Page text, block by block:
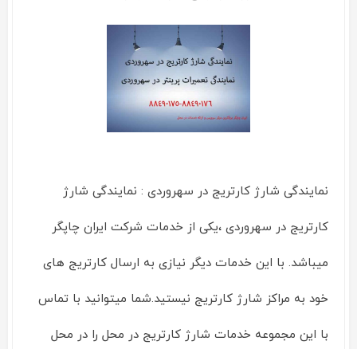
نمایندگی شارژ کارتریج در سهروردی : نمایندگی شارژ
کارتریج در سهروردی ،یکی از خدمات شرکت ایران چاپگر
میباشد. با این خدمات دیگر نیازی به ارسال کارتریج های
خود به مراکز شارژ کارتریج نیستید.شما میتوانید با تماس
با این مجموعه خدمات شارژ کارتریج در محل را در محل